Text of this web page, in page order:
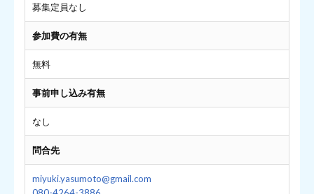
募集定員なし
参加費の有無
無料
事前申し込み有無
なし
問合先
miyuki.yasumoto@gmail.com